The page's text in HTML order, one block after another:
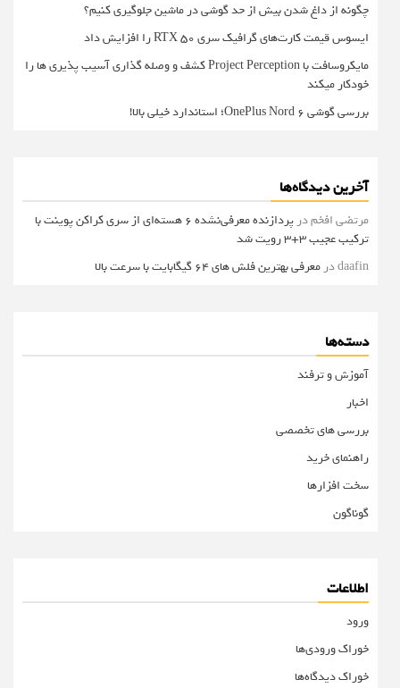
چگونه از داغ شدن بیش از حد گوشی در ماشین جلوگیری کنیم؟
ایسوس قیمت کارت‌های گرافیک سری RTX 50 را افزایش داد
مایکروسافت با Project Perception کشف و وصله گذاری آسیب پذیری ها را
خودکار میکند
بررسی گوشی OnePlus Nord 6؛ استاندارد خیلی بالا!
آخرین دیدگاه‌ها
مرتضی افخمدر
پردازنده معرفی‌نشده 6 هسته‌ای از سری کراکن پوینت با
ترکیب عجیب 3+3 رویت شد
daafinدرمعرفی بهترین فلش های 64 گیگابایت با سرعت بالا
دسته‌ها
آموزش و ترفند
اخبار
بررسی های تخصصی
راهنمای خرید
سخت افزارها
گوناگون
اطلاعات
ورود
خوراک ورودی‌ها
خوراک دیدگاه‌ها